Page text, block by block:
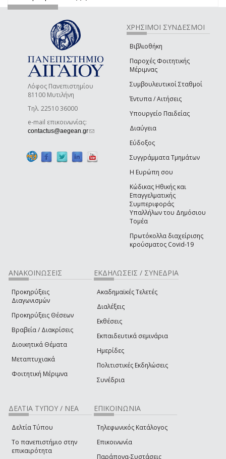
Λόφος Πανεπιστημίου
81100 Μυτιλήνη
Τηλ. 22510 36000
e-mail επικοινωνίας:
contactus@aegean.gr(link sends e-mail)
ΧΡΗΣΙΜΟΙ ΣΥΝΔΕΣΜΟΙ
Βιβλιοθήκη
Παροχές Φοιτητικής
Μέριμνας
Συμβουλευτικοί Σταθμοί
Έντυπα / Αιτήσεις
Υπουργείο Παιδείας
Διαύγεια
Εύδοξος
Συγγράμματα Τμημάτων
Η Ευρώπη σου
Κώδικας Ηθικής και
Επαγγελματικής
Συμπεριφοράς
Υπαλλήλων του Δημόσιου
Τομέα
Πρωτόκολλα διαχείρισης
κρούσματος Covid-19
ΑΝΑΚΟΙΝΩΣΕΙΣ
Προκηρύξεις
Διαγωνισμών
Προκηρύξεις Θέσεων
Βραβεία / Διακρίσεις
Διοικητικά Θέματα
Μεταπτυχιακά
Φοιτητική Μέριμνα
ΕΚΔΗΛΩΣΕΙΣ / ΣΥΝΕΔΡΙΑ
Ακαδημαϊκές Τελετές
Διαλέξεις
Εκθέσεις
Εκπαιδευτικά σεμινάρια
Ημερίδες
Πολιτιστικές Εκδηλώσεις
Συνέδρια
ΔΕΛΤΙΑ ΤΥΠΟΥ / ΝΕΑ
Δελτία Τύπου
Το πανεπιστήμιο στην
επικαιρότητα
ΕΠΙΚΟΙΝΩΝΙΑ
Τηλεφωνικός Κατάλογος
Επικοινωνία
Παράπονα-Συστάσεις